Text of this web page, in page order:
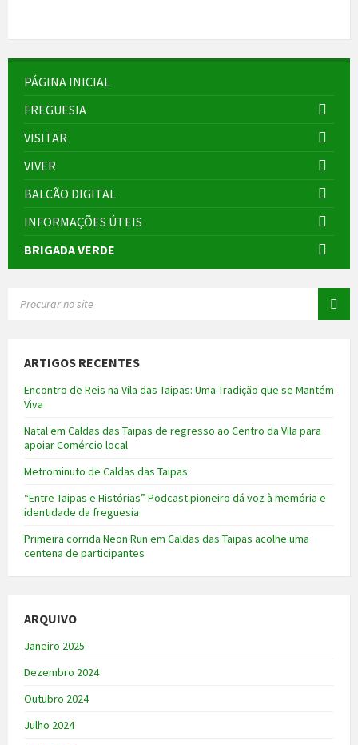
PÁGINA INICIAL
FREGUESIA
VISITAR
VIVER
BALCÃO DIGITAL
INFORMAÇÕES ÚTEIS
BRIGADA VERDE
ARTIGOS RECENTES
Encontro de Reis na Vila das Taipas: Uma Tradição que se Mantém
Viva
Natal em Caldas das Taipas de regresso ao Centro da Vila para
apoiar Comércio local
Metrominuto de Caldas das Taipas
“Entre Taipas e Histórias” Podcast pioneiro dá voz à memória e
identidade da freguesia
Primeira corrida Neon Run em Caldas das Taipas acolhe uma
centena de participantes
ARQUIVO
Janeiro 2025
Dezembro 2024
Outubro 2024
Julho 2024